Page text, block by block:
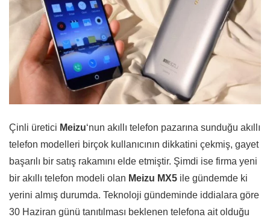
Çinli üretici Meizu‘nun akıllı telefon pazarına sunduğu akıllı
telefon modelleri birçok kullanıcının dikkatini çekmiş, gayet
başarılı bir satış rakamını elde etmiştir. Şimdi ise firma yeni
bir akıllı telefon modeli olan Meizu MX5 ile gündemde ki
yerini almış durumda. Teknoloji gündeminde iddialara göre
30 Haziran günü tanıtılması beklenen telefona ait olduğu